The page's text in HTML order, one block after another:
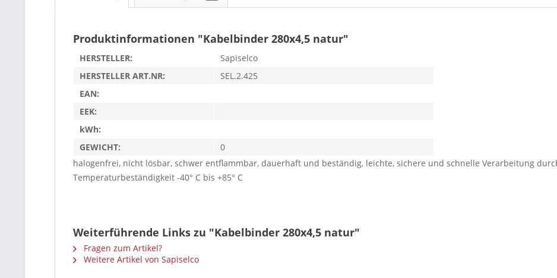
Produktinformationen "Kabelbinder 280x4,5 natur"
HERSTELLER:
Sapiselco
HERSTELLER ART.NR:
SEL.2.425
EAN:
EEK:
kWh:
GEWICHT:
0
halogenfrei, nicht lösbar, schwer entflammbar, dauerhaft und beständig, leichte, sichere und schnelle Verarbeitung
Temperaturbeständigkeit -40° C bis +85° C
Weiterführende Links zu "Kabelbinder 280x4,5 natur"
Fragen zum Artikel?
Weitere Artikel von Sapiselco